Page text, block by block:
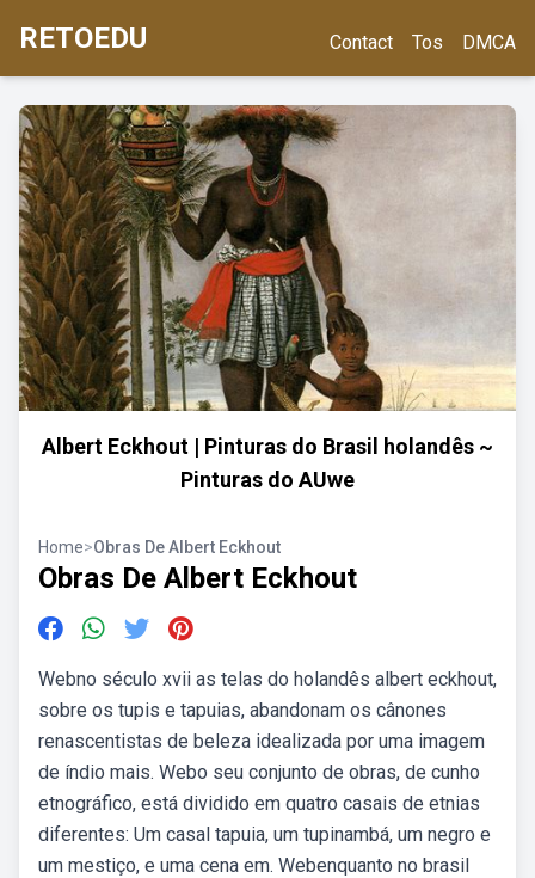
RETOEDU Contact Tos DMCA
Albert Eckhout | Pinturas do Brasil holandês ~
Pinturas do AUwe
Home>Obras De Albert Eckhout
Obras De Albert Eckhout
Webno século xvii as telas do holandês albert eckhout,
sobre os tupis e tapuias, abandonam os cânones
renascentistas de beleza idealizada por uma imagem
de índio mais. Webo seu conjunto de obras, de cunho
etnográfico, está dividido em quatro casais de etnias
diferentes: Um casal tapuia, um tupinambá, um negro e
um mestiço, e uma cena em. Webenquanto no brasil